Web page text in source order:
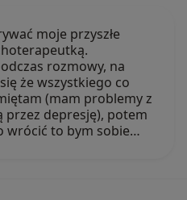
moje przyszłe
rozmowy, na
że wszystkiego co
(mam problemy z
przez depresję), potem
wrócić to bym sobie…